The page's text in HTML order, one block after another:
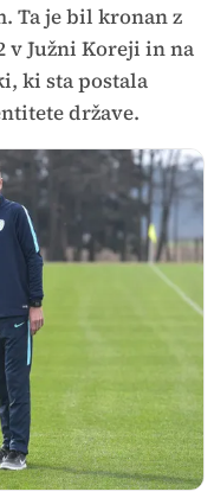
Ta je bil kronan z
v Južni Koreji in na
ki sta postala
države.